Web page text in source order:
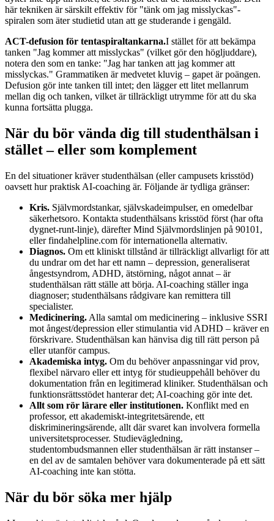
här tekniken är särskilt effektiv för "tänk om jag misslyckas"-
spiralen som äter studietid utan att ge studerande i gengäld.
ACT-defusion för tentaspiraltankarna.I stället för att bekämpa
tanken "Jag kommer att misslyckas" (vilket gör den högljuddare),
notera den som en tanke: "Jag har tanken att jag kommer att
misslyckas." Grammatiken är medvetet kluvig – gapet är poängen.
Defusion gör inte tanken till intet; den lägger ett litet mellanrum
mellan dig och tanken, vilket är tillräckligt utrymme för att du ska
kunna fortsätta plugga.
När du bör vända dig till studenthälsan i
stället – eller som komplement
En del situationer kräver studenthälsan (eller campusets krisstöd)
oavsett hur praktisk AI-coaching är. Följande är tydliga gränser:
Kris. Självmordstankar, självskadeimpulser, en omedelbar
säkerhetsoro. Kontakta studenthälsans krisstöd först (har ofta
dygnet-runt-linje), därefter Mind Självmordslinjen på 90101,
eller findahelpline.com för internationella alternativ.
Diagnos. Om ett kliniskt tillstånd är tillräckligt allvarligt för att
du undrar om det har ett namn – depression, generaliserat
ångestsyndrom, ADHD, ätstörning, något annat – är
studenthälsan rätt ställe att börja. AI-coaching ställer inga
diagnoser; studenthälsans rådgivare kan remittera till
specialister.
Medicinering. Alla samtal om medicinering – inklusive SSRI
mot ångest/depression eller stimulantia vid ADHD – kräver en
förskrivare. Studenthälsan kan hänvisa dig till rätt person på
eller utanför campus.
Akademiska intyg. Om du behöver anpassningar vid prov,
flexibel närvaro eller ett intyg för studieuppehåll behöver du
dokumentation från en legitimerad kliniker. Studenthälsan och
funktionsrättsstödet hanterar det; AI-coaching gör inte det.
Allt som rör lärare eller institutionen. Konflikt med en
professor, ett akademiskt-integritetsärende, ett
diskrimineringsärende, allt där svaret kan involvera formella
universitetsprocesser. Studievägledning,
studentombudsmannen eller studenthälsan är rätt instanser –
en del av de samtalen behöver vara dokumenterade på ett sätt
AI-coaching inte kan stötta.
När du bör söka mer hjälp